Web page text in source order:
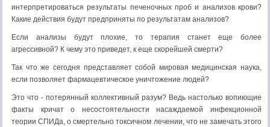
интерпретироваться результаты печеночных проб и анализов крови?
Какие действия будут предприняты по результатам анализов?
Если анализы будут плохие, то терапия станет еще более
агрессивной? К чему это приведет, к еще скорейшей смерти?
Так что же сегодня представляет собой мировая медицинская наука,
если позволяет фармацевтическое уничтожение людей?
Это что - потерянный коллективный разум? Ведь настолько вопиющие
факты кричат о несостоятельности насаждаемой инфекционной
теории СПИДа, о смертельно токсичном лечении, что не замечать этого